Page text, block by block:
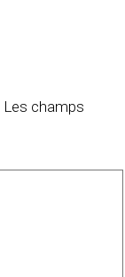
Les champs